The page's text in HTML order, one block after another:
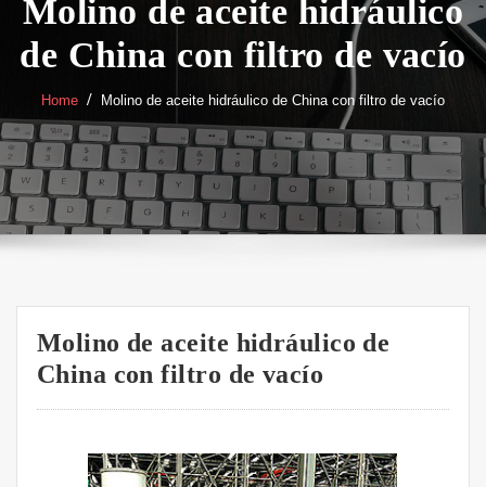
Molino de aceite hidráulico
de China con filtro de vacío
Home Molino de aceite hidráulico de China con filtro de vacío
Molino de aceite hidráulico de
China con filtro de vacío